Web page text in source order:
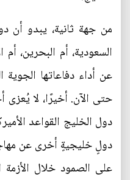
من جهة ثانية، يبدو أن
السعودية، أم البحرين،
عن أداء دفاعاتها الجوية
حتى الآن. أخيرًا، لا يُعزى
دول الخليج القواعد
دولٍ خليجيةٍ أخرى عن